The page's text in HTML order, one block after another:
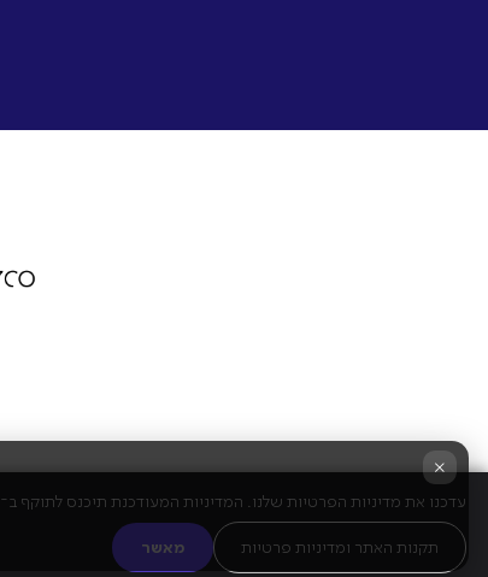
עדכנו את מדיניות הפרטיות שלנו. המדיניות המעודכנת תיכנס לתוקף ב־28 באוגוסט 2025. שימוש מתמשך בשירות מהווה הסכמה לתנאים החדשים.
תקנות האתר ומדיניות פרטיות מאשר
×